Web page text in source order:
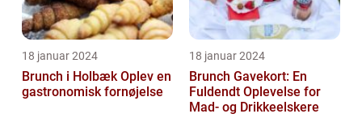
18 januar 2024
Brunch i Holbæk Oplev en
gastronomisk fornøjelse
18 januar 2024
Brunch Gavekort: En
Fuldendt Oplevelse for
Mad- og Drikkeelskere